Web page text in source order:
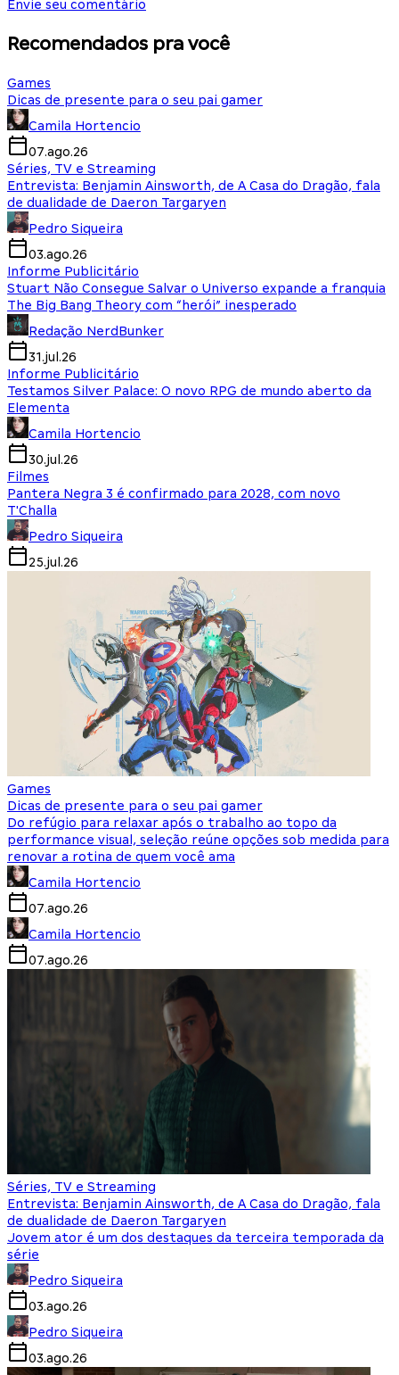
Envie seu comentário
Recomendados pra você
Games
Dicas de presente para o seu pai gamer
Camila Hortencio
07.ago.26
Séries, TV e Streaming
Entrevista: Benjamin Ainsworth, de A Casa do Dragão, fala
de dualidade de Daeron Targaryen
Pedro Siqueira
03.ago.26
Informe Publicitário
Stuart Não Consegue Salvar o Universo expande a franquia
The Big Bang Theory com “herói” inesperado
Redação NerdBunker
31.jul.26
Informe Publicitário
Testamos Silver Palace: O novo RPG de mundo aberto da
Elementa
Camila Hortencio
30.jul.26
Filmes
Pantera Negra 3 é confirmado para 2028, com novo
T'Challa
Pedro Siqueira
25.jul.26
Games
Dicas de presente para o seu pai gamer
Do refúgio para relaxar após o trabalho ao topo da
performance visual, seleção reúne opções sob medida para
renovar a rotina de quem você ama
Camila Hortencio
07.ago.26
Camila Hortencio
07.ago.26
Séries, TV e Streaming
Entrevista: Benjamin Ainsworth, de A Casa do Dragão, fala
de dualidade de Daeron Targaryen
Jovem ator é um dos destaques da terceira temporada da
série
Pedro Siqueira
03.ago.26
Pedro Siqueira
03.ago.26